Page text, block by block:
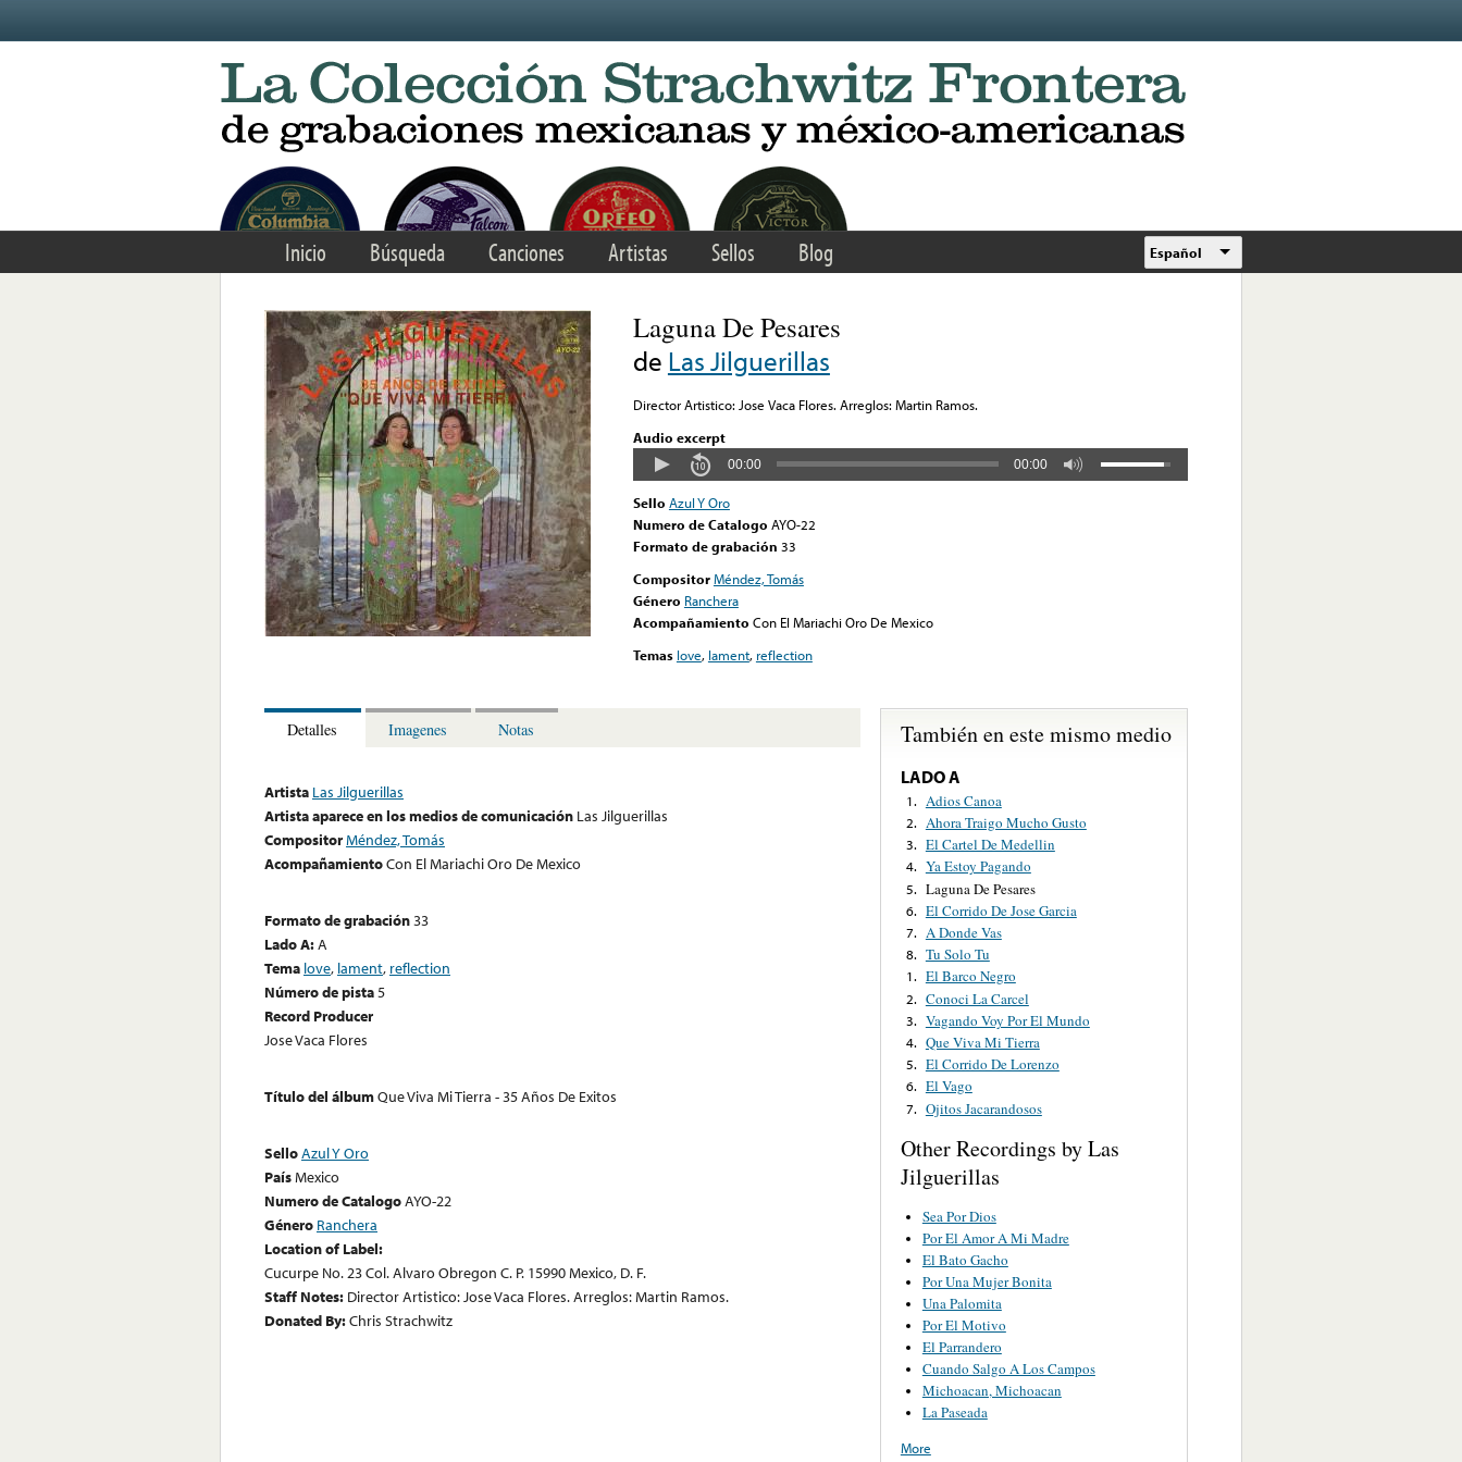
Inicio Búsqueda Canciones Artistas Sellos Blog Español
Laguna De Pesares
de Las Jilguerillas
Director Artistico: Jose Vaca Flores. Arreglos: Martin Ramos.
Audio excerpt
00:00 00:00
Sello Azul Y Oro
Numero de Catalogo AYO-22
Formato de grabación 33
CompositorMéndez, Tomás
Género Ranchera
Acompañamiento Con El Mariachi Oro De Mexico
Temas love, lament, reflection
Detalles Imagenes Notas
Artista Las Jilguerillas
Artista aparece en los medios de comunicación Las Jilguerillas
CompositorMéndez, Tomás
AcompañamientoCon El Mariachi Oro De Mexico
Formato de grabación33
Lado A:A
Tema love, lament, reflection
Número de pista5
Record Producer
Jose Vaca Flores
Título del álbumQue Viva Mi Tierra - 35 Años De Exitos
SelloAzul Y Oro
PaísMexico
Numero de CatalogoAYO-22
Género Ranchera
Location of Label:
Cucurpe No. 23 Col. Alvaro Obregon C. P. 15990 Mexico, D. F.
Staff Notes: Director Artistico: Jose Vaca Flores. Arreglos: Martin Ramos.
Donated By:Chris Strachwitz
También en este mismo medio
LADO A
1. Adios Canoa
2. Ahora Traigo Mucho Gusto
3. El Cartel De Medellin
4. Ya Estoy Pagando
5. Laguna De Pesares
6. El Corrido De Jose Garcia
7. A Donde Vas
8. Tu Solo Tu
1. El Barco Negro
2. Conoci La Carcel
3. Vagando Voy Por El Mundo
4. Que Viva Mi Tierra
5. El Corrido De Lorenzo
6. El Vago
7. Ojitos Jacarandosos
Other Recordings by Las
Jilguerillas
Sea Por Dios
Por El Amor A Mi Madre
El Bato Gacho
Por Una Mujer Bonita
Una Palomita
Por El Motivo
El Parrandero
Cuando Salgo A Los Campos
Michoacan, Michoacan
La Paseada
More